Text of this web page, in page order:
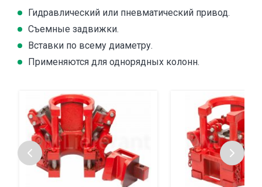
Гидравлический или пневматический привод.
Съемные задвижки.
Вставки по всему диаметру.
Применяются для однорядных колонн.